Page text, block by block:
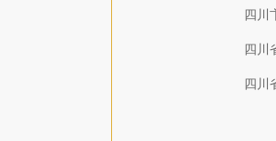
四川
四川
四川